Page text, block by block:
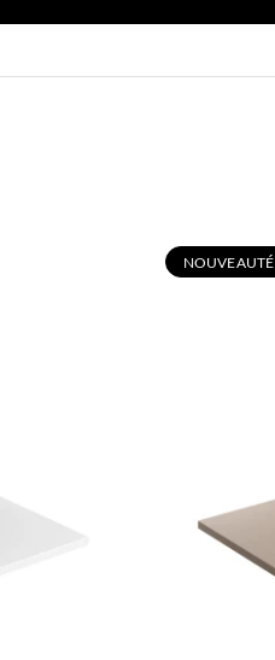
NOUVEAUTÉ